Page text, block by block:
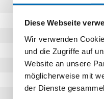
Diese Webseite
Wir verwenden
und die Zugriffe auf
Website an unsere
möglicherweise mit
der Dienste
013/U34
10 mm
DIN EN 13126-3
RAL-GZ 607/9
90°
mit eckiger Rosette